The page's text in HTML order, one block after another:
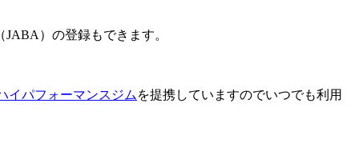
）の登録もできます。
イパフォーマンスジム を提携していますのでいつでも利用